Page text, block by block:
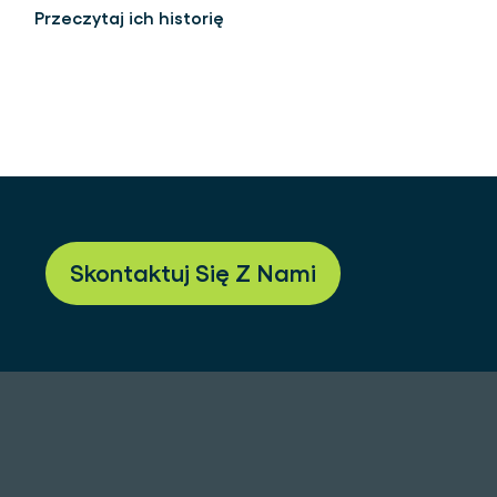
Przeczytaj ich historię
Skontaktuj Się Z Nami